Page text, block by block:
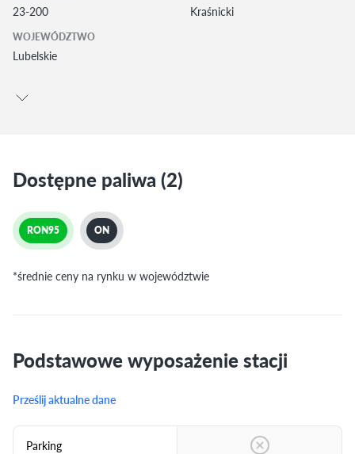
23-200 Kraśnicki
WOJEWÓDZTWO
Lubelskie
Dostępne paliwa (2)
RON95 ON
*średnie ceny na rynku w województwie
Podstawowe wyposażenie stacji
Prześlij aktualne dane
Parking